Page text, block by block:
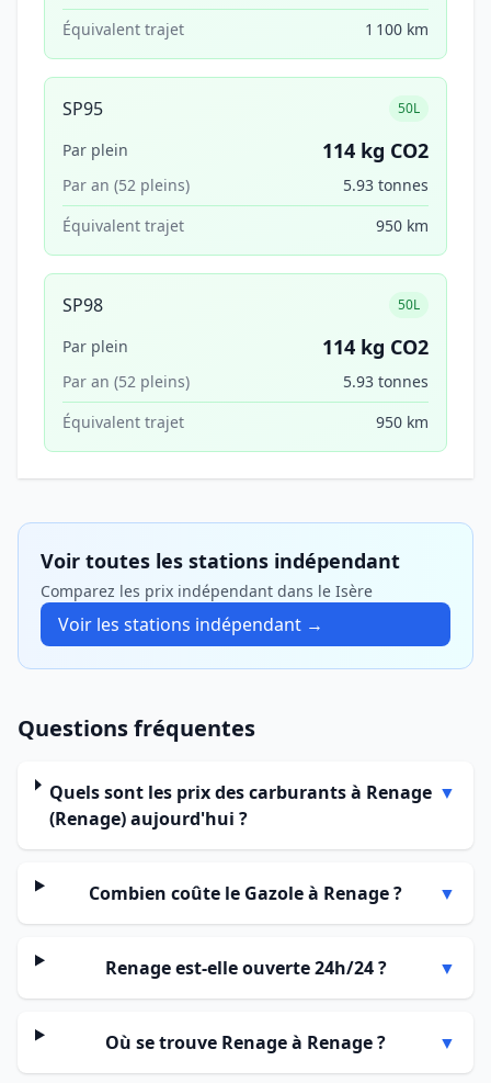
Équivalent trajet
1 100 km
SP95 50L
Par plein 114 kg CO2
Par an (52 pleins)
5.93 tonnes
Équivalent trajet
950 km
SP98 50L
Par plein 114 kg CO2
Par an (52 pleins)
5.93 tonnes
Équivalent trajet
950 km
Voir toutes les stations indépendant
Comparez les prix indépendant dans le Isère
Voir les stations indépendant →
Questions fréquentes
Quels sont les prix des carburants à Renage
(Renage) aujourd'hui ?
▼
Combien coûte le Gazole à Renage ? ▼
Renage est-elle ouverte 24h/24 ? ▼
Où se trouve Renage à Renage ? ▼